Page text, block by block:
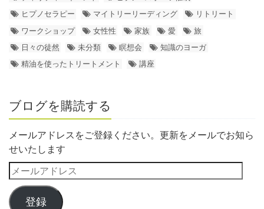
ヒプノセラピー
マイトリーリーディング
リトリート
ワークショップ
女性性 家族 愛
旅
日々の徒然
未分類 瞑想会
知識のヨーガ
精油を使ったトリートメント
講座
ブログを購読する
メールアドレスをご登録ください。更新をメールでお知ら
せいたします
登録